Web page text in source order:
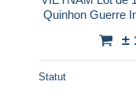
Quinhon Guerre
±
Statut